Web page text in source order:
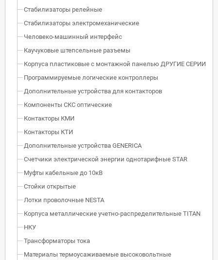
Стабилизаторы релейные
Стабилизаторы электромеханические
Человеко-машинный интерфейс
Каучуковые штепсельные разъемы
Корпуса пластиковые с монтажной панелью ДРУГИЕ СЕРИИ
Программируемые логические контроллеры
Дополнительные устройства для контакторов
Компоненты СКС оптические
Контакторы КМИ
Контакторы КТИ
Дополнительные устройства GENERICA
Счетчики электрической энергии однотарифные STAR
Муфты кабельные до 10кВ
Стойки открытые
Лотки проволочные NESTA
Корпуса металлические учетно-распределительные TITAN
НКУ
Трансформаторы тока
Материалы термоусаживаемые высоковольтные